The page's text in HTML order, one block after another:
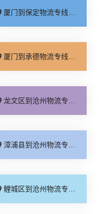
厦门到保定物流专线_全程直达「高效运输」
厦门到承德物流专线_专业调车「合理收费」
龙文区到沧州物流专线_多久时间「直发全境」
漳浦县到沧州物流专线_直达特快专线「运保时效」
鲤城区到沧州物流专线_损坏理赔「直通专线」